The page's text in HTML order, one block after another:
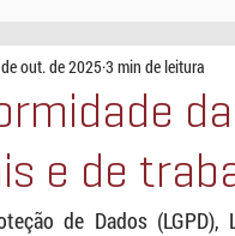
e de
out. de 20253 min de leitura
de Dados (LGPD),